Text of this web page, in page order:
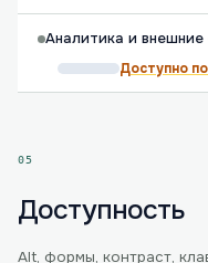
Аналитика и внешние
Доступно
05
Доступность
Alt, формы, контраст,